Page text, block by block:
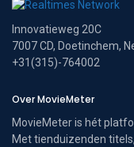
Innovatieweg 20C
7007 CD, Doetinchem,
+31(315)-764002
Over MovieMeter
MovieMeter is hét
Met tienduizenden